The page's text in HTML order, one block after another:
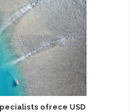
ofrece USD